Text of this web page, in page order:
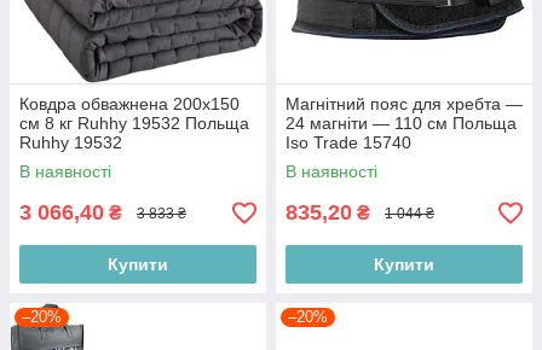
Ковдра обважнена 200х150
см 8 кг Ruhhy 19532 Польща
Ruhhy 19532
В наявності
3 066,40 ₴ 3 833 ₴
Купити
Магнітний пояс для хребта —
24 магніти — 110 см Польща
Iso Trade 15740
В наявності
835,20 ₴ 1 044 ₴
Купити
–20% –20%